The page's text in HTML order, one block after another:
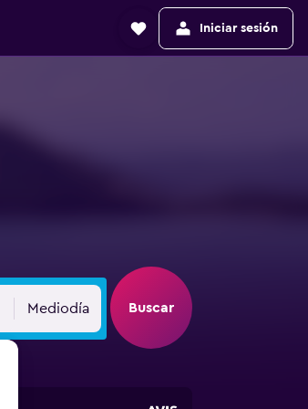
Iniciar sesión
Mediodía Buscar